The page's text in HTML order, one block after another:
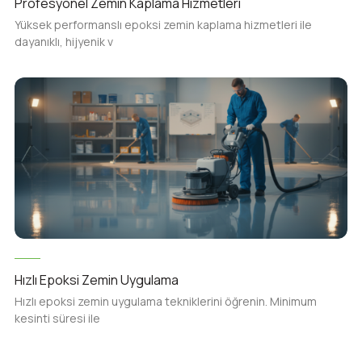
Yüksek performanslı epoksi zemin kaplama hizmetleri ile
dayanıklı, hijyenik v
Hızlı Epoksi Zemin Uygulama
Hızlı epoksi zemin uygulama tekniklerini öğrenin. Minimum
kesinti süresi ile